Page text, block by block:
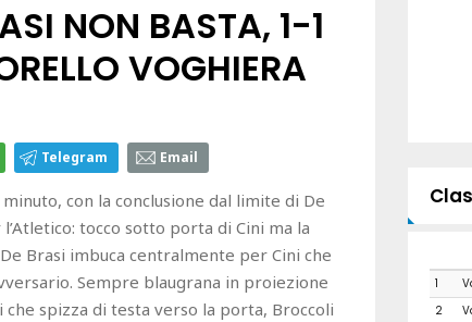
NON BASTA, 1-1
VOGHIERA
Telegram Email
con la conclusione dal limite di De
tocco sotto porta di Cini ma la
Brasi imbuca centralmente per Cini che
Sempre blaugrana in proiezione
che spizza di testa verso la porta, Broccoli
1
2